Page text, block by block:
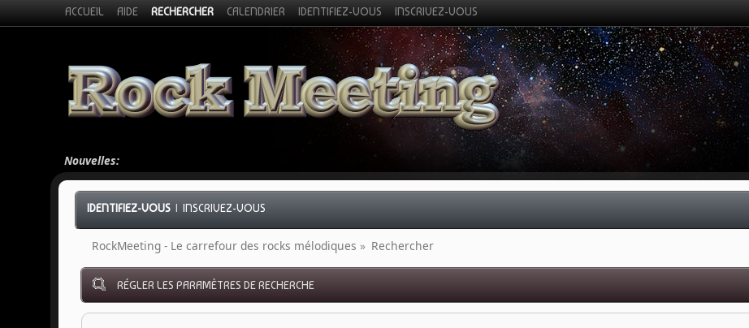
ACCUEIL AIDE RECHERCHER CALENDRIER IDENTIFIEZ-VOUS INSCRIVEZ-VOUS
Nouvelles:
IDENTIFIEZ-VOUS |INSCRIVEZ-VOUS
RockMeeting - Le carrefour des rocks mélodiques » Rechercher
RÉGLER LES PARAMÈTRES DE RECHERCHE